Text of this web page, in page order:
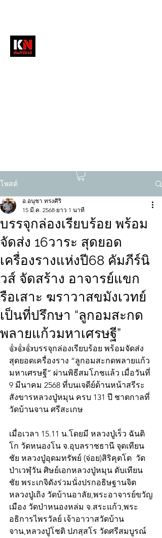
โพสต์
บรรจุกล่องเรียบร้อย พร้อม
จัดส่ง 16วาระ สุดยอด
เครื่องรางแห่งปี68 คัมภีร์นิ
วส์ จัดสร้าง อาจารย์แขก
รือเสาะ ฆราวาสขมังเวทย์
เป็นที่ปรึกษา “ลูกอมสะกด
พลายแก้วมหาเศรษฐี”
อ.อนุชา ทรงศิริ
15 มี.ค. 2568 ยาว 1 นาที
👍👍👍บรรจุกล่องเรียบร้อย พร้อมจัดส่ง
สุดยอดเครื่องราง “ลูกอมสะกดพลายแก้ว
มหาเศรษฐี” ผ่านพิธีสมโภชแล้ว เมื่อวันที่
9 มีนาคม 2568 ที่บนเจดีย์ด้านหน้าสรีระ
สังขารหลวงปู่หมุน ครบ 131 ปี ชาตกาลที่
วัดบ้านจาน ศรีสะเกษ
เมื่อเวลา 15.11 น.โดยมี หลวงปู่เร็ว ฉันติ
โก วัดหนองโน จ.อุบลราชธานี จุดเทียน
ชัย หลวงปู่อุดมทรัพย์ (จ่อย)สิริคุตโต  วัด
ป่าเวฬุวัน ศิษย์เอกหลวงปู่หมุน ดับเทียน
ชัย พระเกจิดังร่วมนั่งปรกอธิษฐานจิต
หลวงปู่เถิง วัดบ้านอาลัย,พระอาจารย์ขวัญ
เมือง วัดป่าหนองหล่ม จ.สระแก้ว,พระ
อธิการไพรวัลย์ เจ้าอาวาสวัดบ้าน
จาน,หลวงปู่โชติ ปภสฺสโร วัดศรีสมบูรณ์